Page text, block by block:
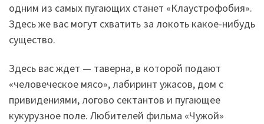
одним из самых пугающих станет «Клаустрофобия».
Здесь же вас могут схватить за локоть какое-нибудь
существо.
Здесь вас ждет — таверна, в которой подают
«человеческое мясо», лабиринт ужасов, дом с
привидениями, логово сектантов и пугающее
кукурузное поле. Любителей фильма «Чужой»